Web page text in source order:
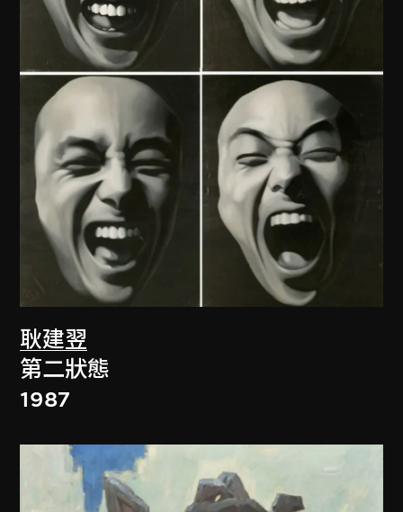
耿建翌
第二狀態
1987